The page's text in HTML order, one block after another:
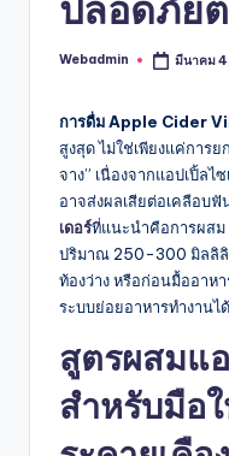
Posted
Webadmin มีนาคม
การดื่ม Apple Cider
สูงสุด ไม่ใช่เพียงแค่การ
จาง” เนื่องจากแอปเปิ้ลไ
อาจส่งผลเสียต่อเคลือบฟั
เดอร์ที่แนะนำคือการผสม
ปริมาณ 250-300 มิลลิลิ
ท้องว่าง หรือก่อนมื้ออาห
ระบบย่อยอาหารทำงานไ
สูตรผสมแ
สำหรับมือ